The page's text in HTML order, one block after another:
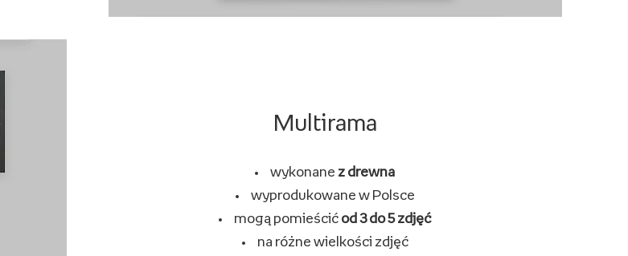
Multirama
wykonane z drewna
wyprodukowane w Polsce
mogą pomieścić od 3 do 5 zdjęć
na różne wielkości zdjęć